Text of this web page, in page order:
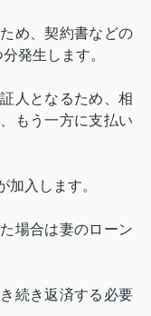
め、契約書などの
分発生します。
人となるため、相
もう一方に支払い
加入します。
場合は妻のローン
続き返済する必要